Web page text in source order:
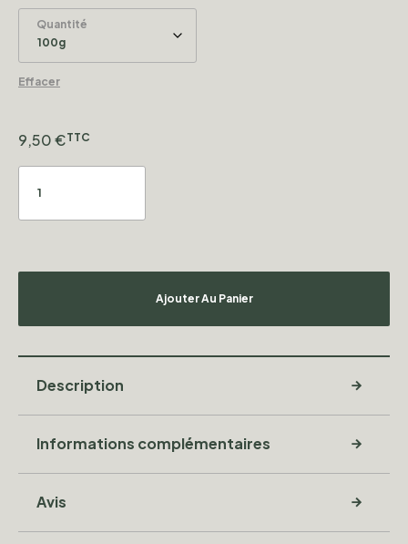
Quantité
Effacer
9,50€TTC
Ajouter Au Panier
Description
Informations complémentaires
Avis